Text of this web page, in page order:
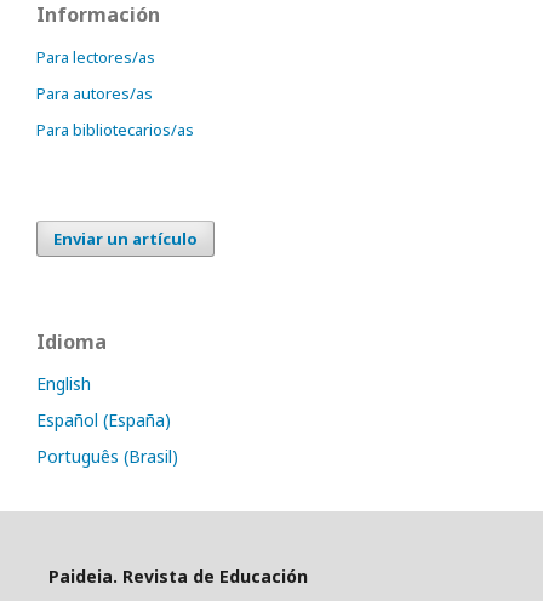
Información
Para lectores/as
Para autores/as
Para bibliotecarios/as
Enviar un artículo
Idioma
English
Español (España)
Português (Brasil)
Paideia. Revista de Educación